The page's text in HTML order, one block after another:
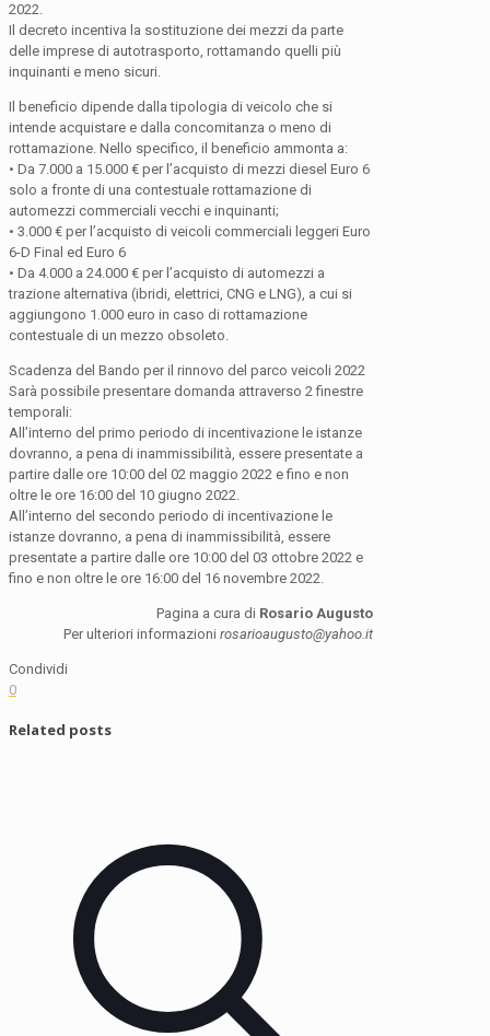
2022.
Il decreto incentiva la sostituzione dei mezzi da parte
delle imprese di autotrasporto, rottamando quelli più
inquinanti e meno sicuri.
Il beneficio dipende dalla tipologia di veicolo che si
intende acquistare e dalla concomitanza o meno di
rottamazione. Nello specifico, il beneficio ammonta a:
• Da 7.000 a 15.000 € per l’acquisto di mezzi diesel Euro 6
solo a fronte di una contestuale rottamazione di
automezzi commerciali vecchi e inquinanti;
• 3.000 € per l’acquisto di veicoli commerciali leggeri Euro
6-D Final ed Euro 6
• Da 4.000 a 24.000 € per l’acquisto di automezzi a
trazione alternativa (ibridi, elettrici, CNG e LNG), a cui si
aggiungono 1.000 euro in caso di rottamazione
contestuale di un mezzo obsoleto.
Scadenza del Bando per il rinnovo del parco veicoli 2022
Sarà possibile presentare domanda attraverso 2 finestre
temporali:
All’interno del primo periodo di incentivazione le istanze
dovranno, a pena di inammissibilità, essere presentate a
partire dalle ore 10:00 del 02 maggio 2022 e fino e non
oltre le ore 16:00 del 10 giugno 2022.
All’interno del secondo periodo di incentivazione le
istanze dovranno, a pena di inammissibilità, essere
presentate a partire dalle ore 10:00 del 03 ottobre 2022 e
fino e non oltre le ore 16:00 del 16 novembre 2022.
Pagina a cura di Rosario Augusto
Per ulteriori informazioni rosarioaugusto@yahoo.it
Condividi
0
Related posts